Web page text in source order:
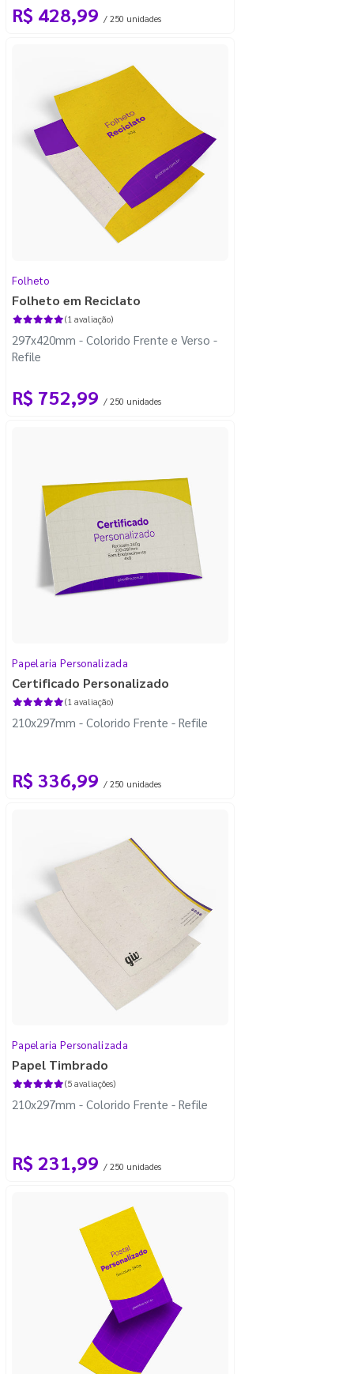
R$ 428,99 / 250 unidades
Folheto
Folheto em Reciclato
(1 avaliação)
297x420mm - Colorido Frente e Verso -
Refile
R$ 752,99 / 250 unidades
Papelaria Personalizada
Certificado Personalizado
(1 avaliação)
210x297mm - Colorido Frente - Refile
R$ 336,99 / 250 unidades
Papelaria Personalizada
Papel Timbrado
(5 avaliações)
210x297mm - Colorido Frente - Refile
R$ 231,99 / 250 unidades